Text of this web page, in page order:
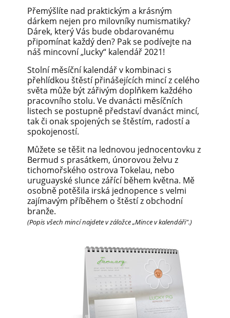
Přemýšlíte nad praktickým a krásným
dárkem nejen pro milovníky numismatiky?
Dárek, který Vás bude obdarovanému
připomínat každý den? Pak se podívejte na
náš mincovní „lucky“ kalendář 2021!
Stolní měsíční kalendář v kombinaci s
přehlídkou štěstí přinášejících mincí z celého
světa může být zářivým doplňkem každého
pracovního stolu. Ve dvanácti měsíčních
listech se postupně představí dvanáct mincí,
tak či onak spojených se štěstím, radostí a
spokojeností.
Můžete se těšit na lednovou jednocentovku z
Bermud s prasátkem, únorovou želvu z
tichomořského ostrova Tokelau, nebo
uruguayské slunce zářící během května. Mě
osobně potěšila irská jednopence s velmi
zajímavým příběhem o štěstí z obchodní
branže.
(Popis všech mincí najdete v záložce „Mince v kalendáři".)